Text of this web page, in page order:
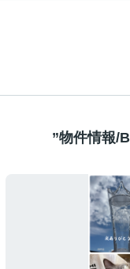
”物件情報/